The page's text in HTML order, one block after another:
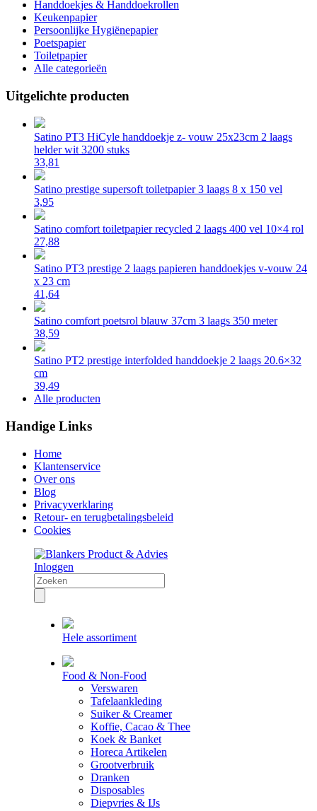
Handdoekjes & Handdoekrollen
Keukenpapier
Persoonlijke Hygiënepapier
Poetspapier
Toiletpapier
Alle categorieën
Uitgelichte producten
Satino PT3 HiCyle handdoekje z- vouw 25x23cm 2 laags
helder wit 3200 stuks
33,81
Satino prestige supersoft toiletpapier 3 laags 8 x 150 vel
3,95
Satino comfort toiletpapier recycled 2 laags 400 vel 10×4 rol
27,88
Satino PT3 prestige 2 laags papieren handdoekjes v-vouw 24
x 23 cm
41,64
Satino comfort poetsrol blauw 37cm 3 laags 350 meter
38,59
Satino PT2 prestige interfolded handdoekje 2 laags 20.6×32
cm
39,49
Alle producten
Handige Links
Home
Klantenservice
Over ons
Blog
Privacyverklaring
Retour- en terugbetalingsbeleid
Cookies
Inloggen
Hele assortiment
Food & Non-Food
Verswaren
Tafelaankleding
Suiker & Creamer
Koffie, Cacao & Thee
Koek & Banket
Horeca Artikelen
Grootverbruik
Dranken
Disposables
Diepvries & IJs